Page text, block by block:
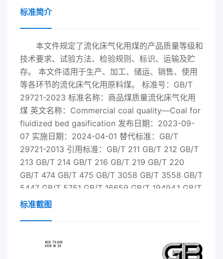
标准简介
本文件规定了流化床气化用煤的产品质量等级和
技术要求、试验方法、检验规则、标识、运输及贮
存。 本文件适用于生产、加工、储运、销售、使用
等各环节的流化床气化用原料煤。 标准号：GB/T
29721-2023 标准名称：商品煤质量流化床气化用
煤 英文名称：Commercial coal quality—Coal for
fluidized bed gasification 发布日期：2023-09-
07 实施日期：2024-04-01 替代标准：GB/T
29721-2013 引用标准：GB/T 211 GB/T 212 GB/T
213 GB/T 214 GB/T 216 GB/T 219 GB/T 220
GB/T 474 GB/T 475 GB/T 3058 GB/T 3558 GB/T
5447 GB/T 5751 GB/T 16659 GB/T 19494.1 GB/T
19494.2 GB/T 25209 GB/T 25214 GB/T 30732
王伟林、白进、张永奇、何金、杨晓毓、高燕 起草
单位：煤炭科学技术研究院有限公司、新奥科技发展
标准截图